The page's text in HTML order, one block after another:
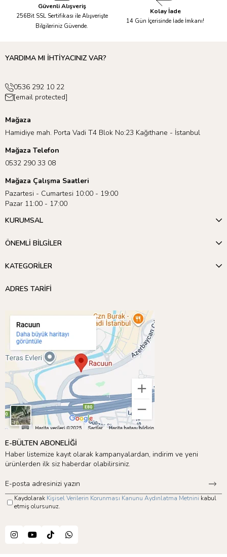
Güvenli Alışveriş
256Bit SSL Sertifikası ile Alışverişte
Bilgileriniz Güvende.
Kolay İade
14 Gün İçerisinde İade İmkanı!
YARDIMA MI İHTİYACINIZ VAR?
0536 292 10 22
[email protected]
Mağaza
Hamidiye mah. Porta Vadi T4 Blok No:23 Kağıthane - İstanbul
Mağaza Telefon
0532 290 33 08
Mağaza Çalışma Saatleri
Pazartesi - Cumartesi 10:00 - 19:00
Pazar 11:00 - 17:00
KURUMSAL
ÖNEMLİ BİLGİLER
KATEGORİLER
ADRES TARİFİ
E-BÜLTEN ABONELİĞİ
Haber listemize kayıt olarak kampanyalardan, indirim ve yeni
ürünlerden ilk siz haberdar olabilirsiniz.
Kaydolarak Kişisel Verilerin Korunması Kanunu Aydınlatma Metnini kabul
etmiş olursunuz.